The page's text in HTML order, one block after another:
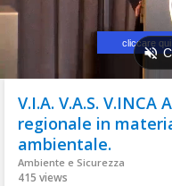
V.I.A. V.A.S.
regionale in
ambientale.
Ambiente e Sicurezza
415 views